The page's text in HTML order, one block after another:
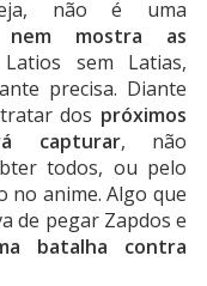
não é uma
mostra as
sem Latias,
precisa. Diante
dos próximos
capturar, não
todos, ou pelo
no anime. Algo que
de pegar Zapdos e
batalha contra